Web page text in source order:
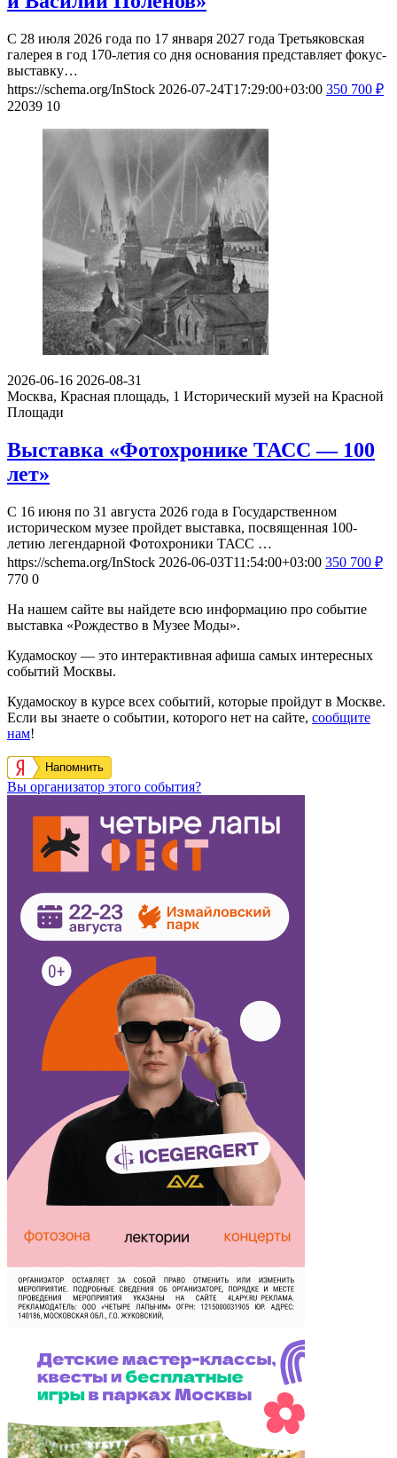
С 28 июля 2026 года по 17 января 2027 года Третьяковская
галерея в год 170-летия со дня основания представляет фокус-
выставку…
https://schema.org/InStock 2026-07-24T17:29:00+03:00 350 700 ₽
22039 10
2026-06-16 2026-08-31
Москва, Красная площадь, 1 Исторический музей на Красной
Площади
Выставка «Фотохронике ТАСС — 100
лет»
С 16 июня по 31 августа 2026 года в Государственном
историческом музее пройдет выставка, посвященная 100-
летию легендарной Фотохроники ТАСС …
https://schema.org/InStock 2026-06-03T11:54:00+03:00 350 700 ₽
770 0
На нашем сайте вы найдете всю информацию про событие
выставка «Рождество в Музее Моды».
Кудамоскоу — это интерактивная афиша самых интересных
событий Москвы.
Кудамоскоу в курсе всех событий, которые пройдут в Москве.
Если вы знаете о событии, которого нет на сайте, сообщите
нам!
Напомнить
Вы организатор этого события?